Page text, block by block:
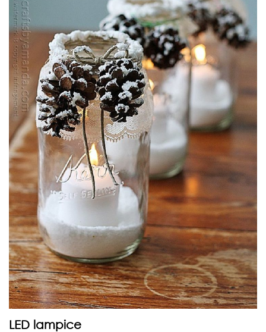
LED lampice